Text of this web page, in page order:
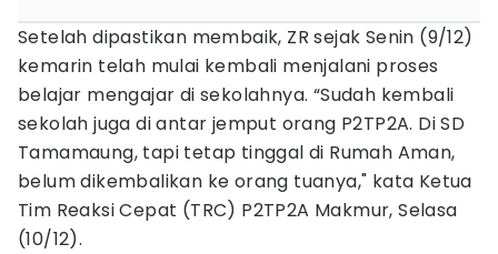
Setelah dipastikan membaik, ZR sejak Senin (9/12)
kemarin telah mulai kembali menjalani proses
belajar mengajar di sekolahnya. “Sudah kembali
sekolah juga di antar jemput orang P2TP2A. Di SD
Tamamaung, tapi tetap tinggal di Rumah Aman,
belum dikembalikan ke orang tuanya," kata Ketua
Tim Reaksi Cepat (TRC) P2TP2A Makmur, Selasa
(10/12).